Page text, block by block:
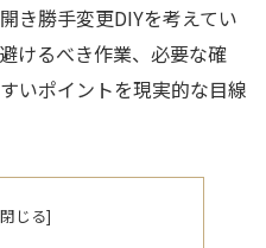
き勝手変更DIYを考えてい
けるべき作業、必要な確
いポイントを現実的な目線